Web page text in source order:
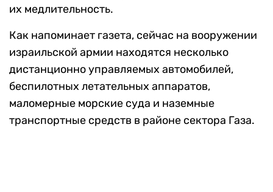
их медлительность.
Как напоминает газета, сейчас на вооружении
израильской армии находятся несколько
дистанционно управляемых автомобилей,
беспилотных летательных аппаратов,
маломерные морские суда и наземные
транспортные средств в районе сектора Газа.